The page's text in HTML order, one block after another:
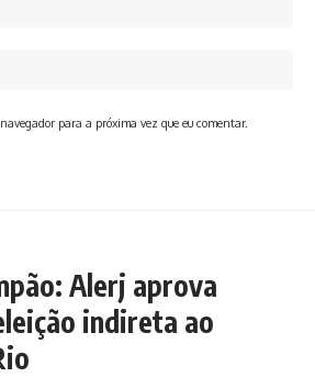
para a próxima vez que eu comentar.
Alerj aprova
indireta ao